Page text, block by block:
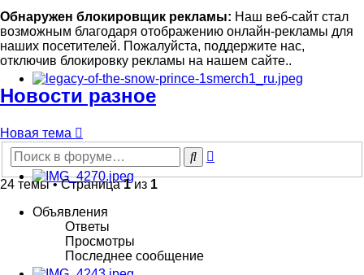
Обнаружен блокировщик рекламы: Наш веб-сайт стал
возможным благодаря отображению онлайн-рекламы для
наших посетителей. Пожалуйста, поддержите нас,
отключив блокировку рекламы на нашем сайте..
Новости разное
Новая тема
Поиск
24 темы • Страница1из 1
Объявления
Ответы
Просмотры
Последнее сообщение